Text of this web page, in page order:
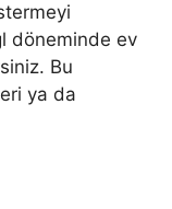
döneminde ev
Bu
ya da